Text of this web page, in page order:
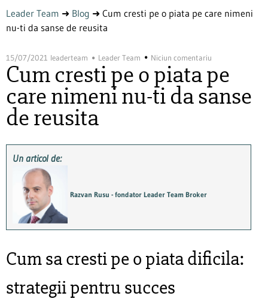
Leader Team ➜ Blog ➜ Cum cresti pe o piata pe care nimeni
nu-ti da sanse de reusita
15/07/2021 leaderteam Leader Team Niciun comentariu
Cum cresti pe o piata pe
care nimeni nu-ti da sanse
de reusita
Un articol de:
Razvan Rusu - fondator Leader Team Broker
Cum sa cresti pe o piata dificila:
strategii pentru succes